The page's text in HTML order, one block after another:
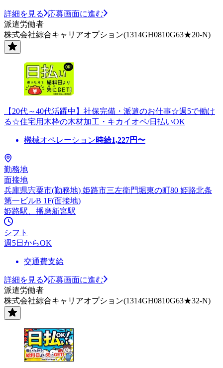
詳細を見る
応募画面に進む
派遣労働者
株式会社綜合キャリアオプション(1314GH0810G63★20-N)
【20代～40代活躍中】社保完備・派遣のお仕事☆週5で働け
る☆住宅用木枠の木材加工・キカイオペ/日払いOK
機械オペレーション時給1,227円〜
勤務地
面接地
兵庫県宍粟市(勤務地) 姫路市三左衛門堀東の町80 姫路北条
第一ビルB 1F(面接地)
姫路駅、播磨新宮駅
シフト
週5日からOK
交通費支給
詳細を見る
応募画面に進む
派遣労働者
株式会社綜合キャリアオプション(1314GH0810G63★32-N)